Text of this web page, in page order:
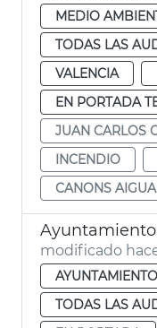
MEDIO
TODAS LAS
VALENCIA
EN PORTADA
JUAN CARLOS
INCENDIO
CANONS AIGUA
modificado
AYUNTAMIENTO
TODAS LAS